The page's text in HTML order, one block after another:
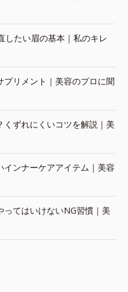
したい眉の基本｜私のキレ
プリメント｜美容のプロに聞
ずれにくいコツを解説｜美
ンナーケアアイテム｜美容
てはいけないNG習慣｜美